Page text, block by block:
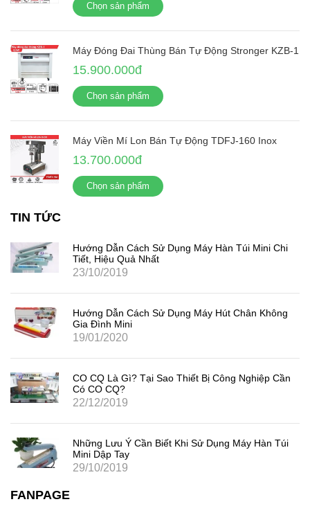
Chọn sản phẩm
Máy Đóng Đai Thùng Bán Tự Động Stronger KZB-1
15.900.000đ
Chọn sản phẩm
Máy Viền Mí Lon Bán Tự Động TDFJ-160 Inox
13.700.000đ
Chọn sản phẩm
TIN TỨC
Hướng Dẫn Cách Sử Dụng Máy Hàn Túi Mini Chi
Tiết, Hiệu Quả Nhất
23/10/2019
Hướng Dẫn Cách Sử Dụng Máy Hút Chân Không
Gia Đình Mini
19/01/2020
CO CQ Là Gì? Tại Sao Thiết Bị Công Nghiệp Cần
Có CO CQ?
22/12/2019
Những Lưu Ý Cần Biết Khi Sử Dụng Máy Hàn Túi
Mini Dập Tay
29/10/2019
FANPAGE